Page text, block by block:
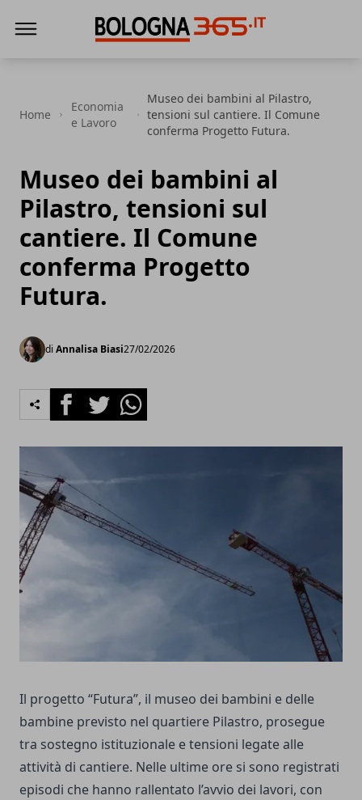
Home
Economia
e Lavoro
Museo dei bambini al Pilastro,
tensioni sul cantiere. Il Comune
conferma Progetto Futura.
Museo dei bambini al
Pilastro, tensioni sul
cantiere. Il Comune
conferma Progetto
Futura.
di Annalisa Biasi27/02/2026
FacebookTwitterWhatsapp
Il progetto “Futura”, il museo dei bambini e delle
bambine previsto nel quartiere Pilastro, prosegue
tra sostegno istituzionale e tensioni legate alle
attività di cantiere. Nelle ultime ore si sono registrati
episodi che hanno rallentato l’avvio dei lavori, con